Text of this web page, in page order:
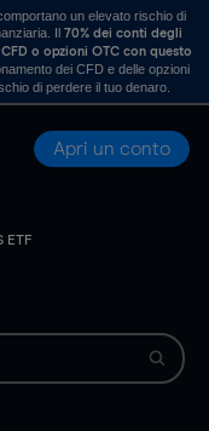
un elevato rischio di
Il70% dei conti degli
o opzioni OTC con questo
dei CFD e delle opzioni
di perdere il tuo denaro.
Apri un conto
ETF